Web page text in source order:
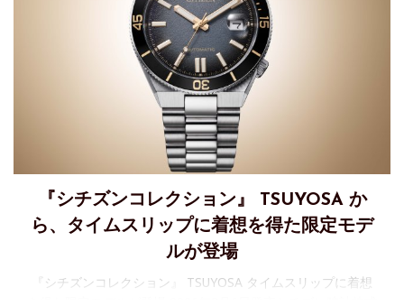
『シチズンコレクション』 TSUYOSA か
ら、タイムスリップに着想を得た限定モデ
ルが登場
『シチズンコレクション』 TSUYOSA タイムスリップに着想